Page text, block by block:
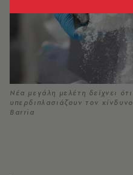
Νέα μεγάλη μελέτη δείχνει
υπερδιπλασιάζουν τον
Barria